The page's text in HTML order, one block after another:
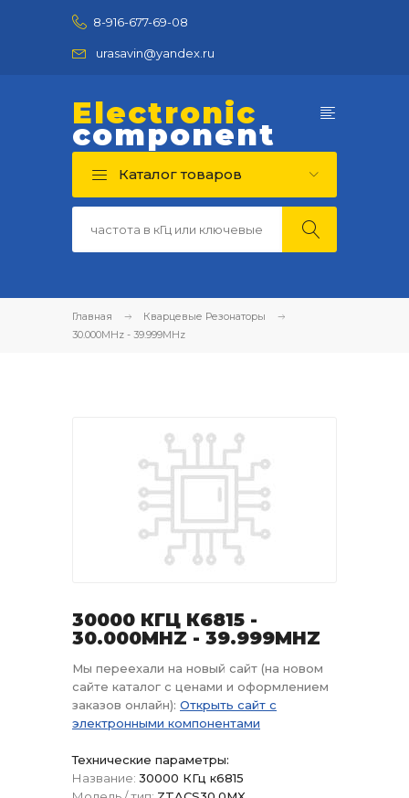
8-916-677-69-08
urasavin@yandex.ru
Electronic
component
Каталог товаров
Главная
Кварцевые Резонаторы
30.000MHz - 39.999MHz
30000 КГЦ К6815 -
30.000MHZ - 39.999MHZ
Мы переехали на новый сайт (на новом
сайте каталог с ценами и оформлением
заказов онлайн): Открыть сайт с
электронными компонентами
Технические параметры:
Название: 30000 КГц к6815